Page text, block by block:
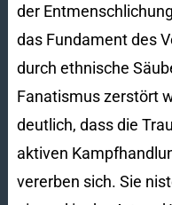
der
das Fundament des
durch ethnische
Fanatismus zerstört
deutlich, dass die
aktiven
vererben sich. Sie